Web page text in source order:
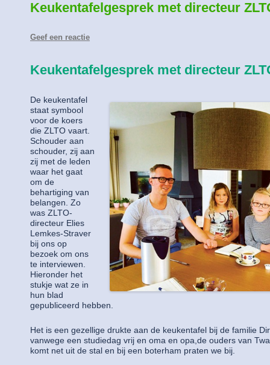
Keukentafelgesprek met directeur
Geef een reactie
Keukentafelgesprek met directeur
De keukentafel
staat symbool
voor de koers
die ZLTO vaart.
Schouder aan
schouder, zij aan
zij met de leden
waar het gaat
om de
behartiging van
belangen. Zo
was ZLTO-
directeur Elies
Lemkes-Straver
bij ons op
bezoek om ons
te interviewen.
Hieronder het
stukje wat ze in
hun blad
gepubliceerd hebben.
Het is een gezellige drukte aan de keukentafel bij de familie
vanwege een studiedag vrij en oma en opa,de ouders van
komt net uit de stal en bij een boterham praten we bij.